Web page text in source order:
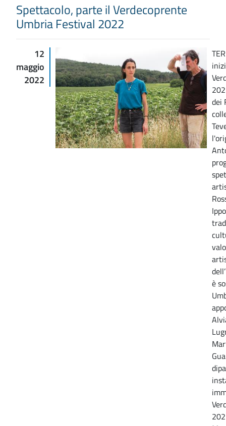
Spettacolo, parte il Verdecoprente
Umbria Festival 2022
12
maggio
2022
dei
è